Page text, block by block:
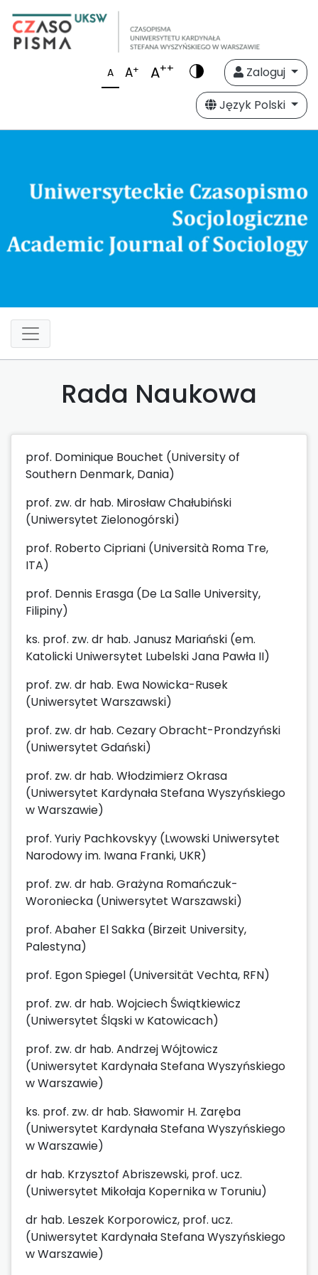
A A+ A++
Zaloguj
Język Polski
Rada Naukowa
prof. Dominique Bouchet (University of
Southern Denmark, Dania)
prof. zw. dr hab. Mirosław Chałubiński
(Uniwersytet Zielonogórski)
prof. Roberto Cipriani (Università Roma Tre,
ITA)
prof. Dennis Erasga (De La Salle University,
Filipiny)
ks. prof. zw. dr hab. Janusz Mariański (em.
Katolicki Uniwersytet Lubelski Jana Pawła II)
prof. zw. dr hab. Ewa Nowicka-Rusek
(Uniwersytet Warszawski)
prof. zw. dr hab. Cezary Obracht-Prondzyński
(Uniwersytet Gdański)
prof. zw. dr hab. Włodzimierz Okrasa
(Uniwersytet Kardynała Stefana Wyszyńskiego
w Warszawie)
prof. Yuriy Pachkovskyy (Lwowski Uniwersytet
Narodowy im. Iwana Franki, UKR)
prof. zw. dr hab. Grażyna Romańczuk-
Woroniecka (Uniwersytet Warszawski)
prof. Abaher El Sakka (Birzeit University,
Palestyna)
prof. Egon Spiegel (Universität Vechta, RFN)
prof. zw. dr hab. Wojciech Świątkiewicz
(Uniwersytet Śląski w Katowicach)
prof. zw. dr hab. Andrzej Wójtowicz
(Uniwersytet Kardynała Stefana Wyszyńskiego
w Warszawie)
ks. prof. zw. dr hab. Sławomir H. Zaręba
(Uniwersytet Kardynała Stefana Wyszyńskiego
w Warszawie)
dr hab. Krzysztof Abriszewski, prof. ucz.
(Uniwersytet Mikołaja Kopernika w Toruniu)
dr hab. Leszek Korporowicz, prof. ucz.
(Uniwersytet Kardynała Stefana Wyszyńskiego
w Warszawie)